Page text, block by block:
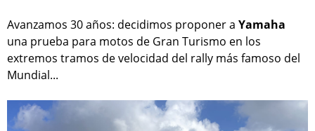
Avanzamos 30 años: decidimos proponer a Yamaha
una prueba para motos de Gran Turismo en los
extremos tramos de velocidad del rally más famoso del
Mundial...